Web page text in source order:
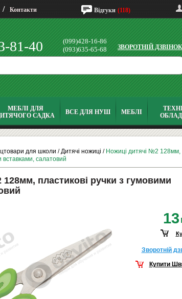
/ Контакти Відгуки (118)
81-40
(099)428-16-86
(093)635-65-68
ЗВОРОТНІЙ ДЗВІНОК
МЕБЛІ ДЛЯ
САДКА
ВСЕ ДЛЯ НУШ МЕБЛІ
для школи /Дитячі ножиці / Ножиці дитячі №2 128мм,
вставками, салатовий
пластикові ручки з гумовими
13
Зворотнiй
Купити